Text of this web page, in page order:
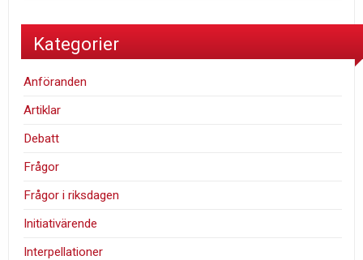
Kategorier
Anföranden
Artiklar
Debatt
Frågor
Frågor i riksdagen
Initiativärende
Interpellationer